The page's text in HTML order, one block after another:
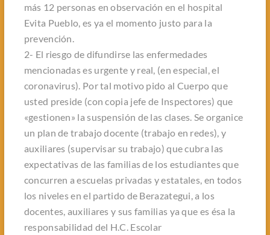
más 12 personas en observación en el hospital
Evita Pueblo, es ya el momento justo para la
prevención.
2- El riesgo de difundirse las enfermedades
mencionadas es urgente y real, (en especial, el
coronavirus). Por tal motivo pido al Cuerpo que
usted preside (con copia jefe de Inspectores) que
«gestionen» la suspensión de las clases. Se organice
un plan de trabajo docente (trabajo en redes), y
auxiliares (supervisar su trabajo) que cubra las
expectativas de las familias de los estudiantes que
concurren a escuelas privadas y estatales, en todos
los niveles en el partido de Berazategui, a los
docentes, auxiliares y sus familias ya que es ésa la
responsabilidad del H.C. Escolar